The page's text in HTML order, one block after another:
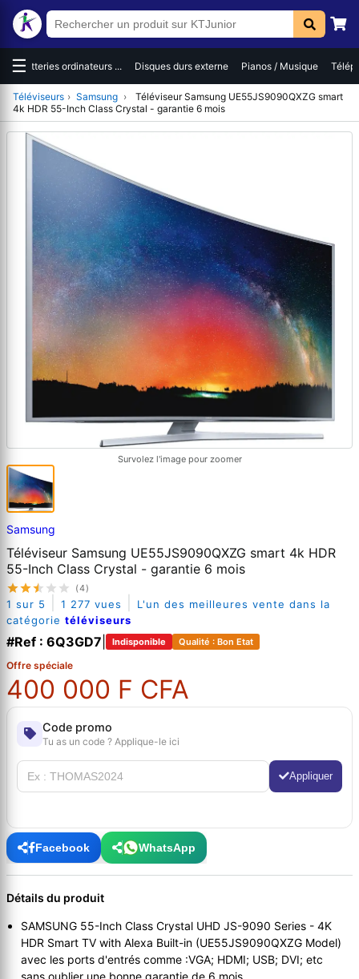
☰Batteries ordinateurs ... Disques durs externe Pianos / Musique
Téléviseurs › Samsung ›
Téléviseur Samsung UE55JS9090QXZG smart
4k HDR 55-Inch Class Crystal - garantie 6 mois
Survolez l'image pour zoomer
Samsung
Téléviseur Samsung UE55JS9090QXZG smart 4k HDR
55-Inch Class Crystal - garantie 6 mois
(4)
1 sur 5 1 277 vues
L'un des meilleures vente dans la
catégorie téléviseurs
#Ref : 6Q3GD7 Indisponible Qualité : Bon Etat
Offre spéciale
400 000 F CFA
Code promo
Tu as un code ? Applique-le ici
Appliquer
Facebook WhatsApp
Détails du produit
SAMSUNG 55-Inch Class Crystal UHD JS-9090 Series - 4K
HDR Smart TV with Alexa Built-in (UE55JS9090QXZG Model)
avec les ports d'entrés comme :VGA; HDMI; USB; DVI; etc
sans oublier une bonne garantie de 6 mois